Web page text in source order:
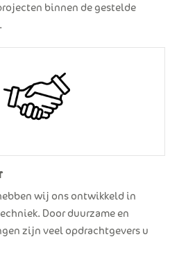
binnen de gestelde
wij ons ontwikkeld in
Door duurzame en
zijn veel opdrachtgevers u